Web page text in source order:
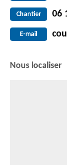
Chantier 06
E-mail
Nous localiser